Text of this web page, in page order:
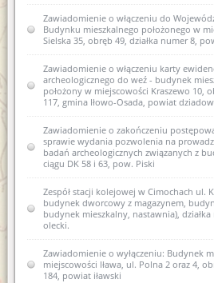
Zawiadomienie o sporządzeniu
zabytku archeologicznego i zamiarze
13-62/1 Wiewiórki
Zawiadomienie o włączeniu do
zabytków nowej karty ewidencyjnej
lądowego w wojewódzkiej ewidencji
Machary
Zawiadomienie o włączeniu do
zabytków nowej karty ewidencyjnej
lądowego w wojewódzkiej ewidencji
Machary
Zawiadomienie o włączeniu do
zabytków nowej karty ewidencyjnej
lądowego w wojewódzkiej ewidencji
Mojtyny
Zawiadomienie o włączeniu do
zabytków nowej karty ewidencyjnej
lądowego w wojewódzkiej ewidencji
Babięta
Zawiadomienie o włączeniu do
Budynku mieszkalnego położonego w
Sielska 35, obręb 49, działka numer 8,
Zawiadomienie o włączeniu karty
archeologicznego do weź - budynek
położony w miejscowości Kraszewo 10,
117, gmina Iłowo-Osada, powiat
Zawiadomienie o zakończeniu
sprawie wydania pozwolenia na
badań archeologicznych związanych z
ciągu DK 58 i 63, pow. Piski
Zespół stacji kolejowej w Cimochach ul.
budynek dworcowy z magazynem,
budynek mieszkalny, nastawnia),
olecki.
Zawiadomienie o wyłączeniu: Budynek
miejscowości Iława, ul. Polna 2 oraz 4,
184, powiat iławski